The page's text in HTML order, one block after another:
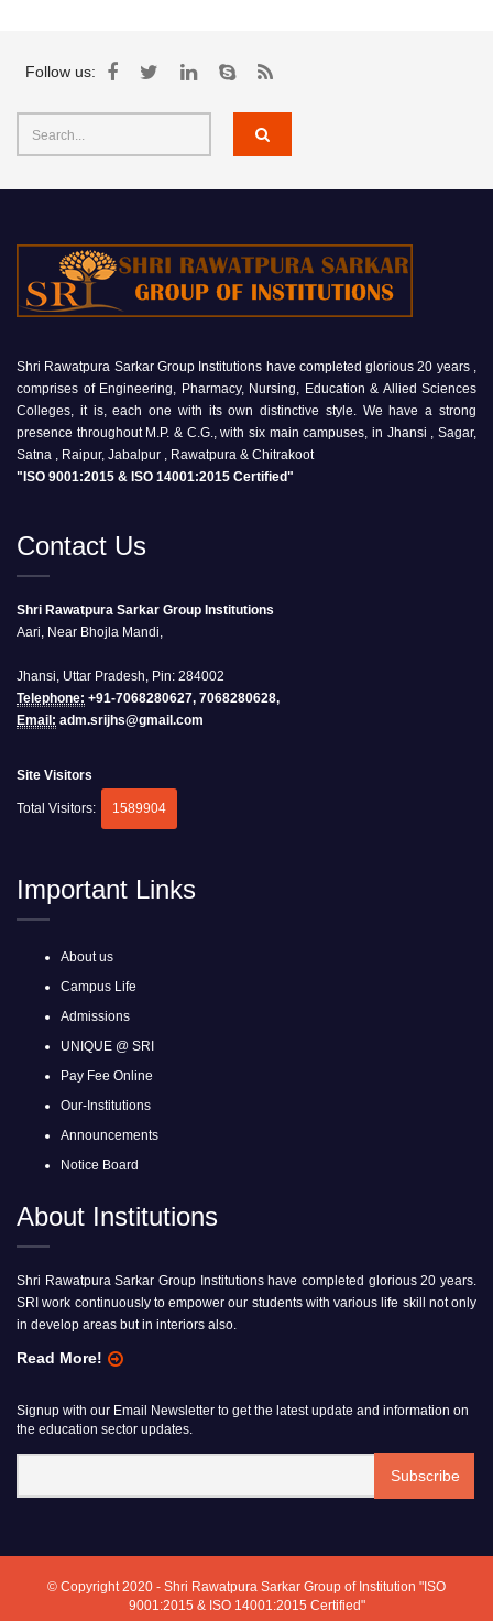
Follow us:
Shri Rawatpura Sarkar Group Institutions have completed glorious 20 years ,
comprises of Engineering, Pharmacy, Nursing, Education & Allied Sciences
Colleges, it is, each one with its own distinctive style. We have a strong
presence throughout M.P. & C.G., with six main campuses, in Jhansi , Sagar,
Satna , Raipur, Jabalpur , Rawatpura & Chitrakoot
"ISO 9001:2015 & ISO 14001:2015 Certified"
Contact Us
Shri Rawatpura Sarkar Group Institutions
Aari, Near Bhojla Mandi,
Jhansi, Uttar Pradesh, Pin: 284002
Telephone: +91-7068280627, 7068280628,
Email: adm.srijhs@gmail.com
Site Visitors
Total Visitors: 1589904
Important Links
About us
Campus Life
Admissions
UNIQUE @ SRI
Pay Fee Online
Our-Institutions
Announcements
Notice Board
About Institutions
Shri Rawatpura Sarkar Group Institutions have completed glorious 20 years.
SRI work continuously to empower our students with various life skill not only
in develop areas but in interiors also.
Read More!
Signup with our Email Newsletter to get the latest update and information on
the education sector updates.
© Copyright 2020 - Shri Rawatpura Sarkar Group of Institution "ISO
9001:2015 & ISO 14001:2015 Certified"